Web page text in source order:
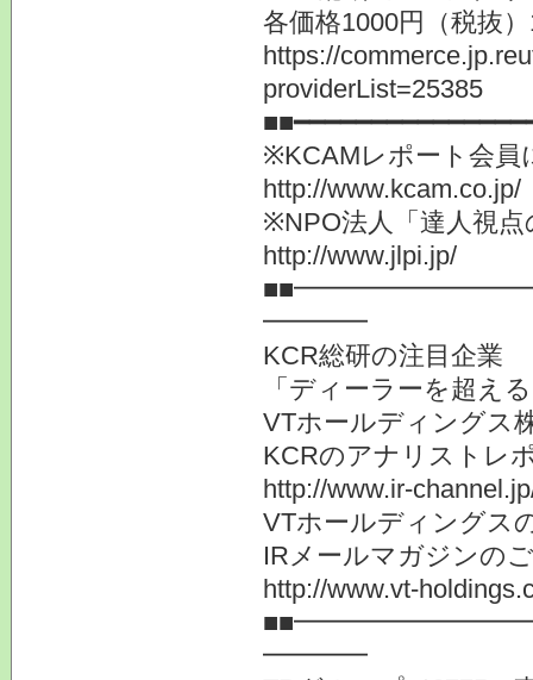
各価格1000円（税抜
https://
providerList=25385
※KCAMレポート会員
http://www.kcam.co.jp/
※NPO法人「達人視
http://www.jlpi.jp/
━━━━
KCR総研の注目企業
「ディーラーを超え
VTホールディングス
KCRのアナリストレ
http://www.ir-
VTホールディングス
IRメールマガジンの
http://www.vt-
━━━━